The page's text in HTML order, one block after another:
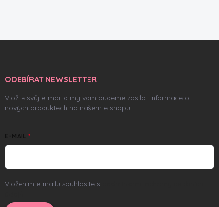
aODEBÍRAT NEWSLETTER
Vložte svůj e-mail a my vám budeme zasílat informace o
nových produktech na našem e-shopu.
E-MAIL
Vložením e-mailu souhlasíte s